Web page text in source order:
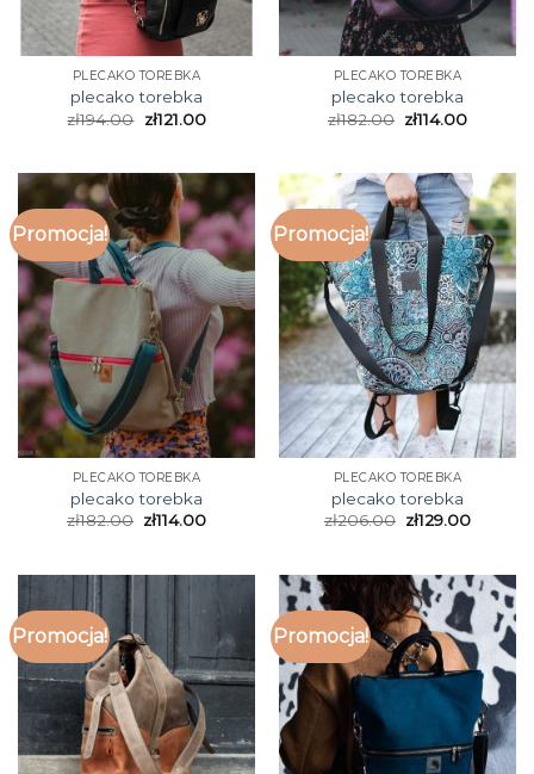
PLECAKO TOREBKA
plecako torebka
zł194.00 zł121.00
PLECAKO TOREBKA
plecako torebka
zł182.00 zł114.00
Promocja!
PLECAKO TOREBKA
plecako torebka
zł182.00 zł114.00
Promocja!
PLECAKO TOREBKA
plecako torebka
zł206.00 zł129.00
Promocja! Promocja!